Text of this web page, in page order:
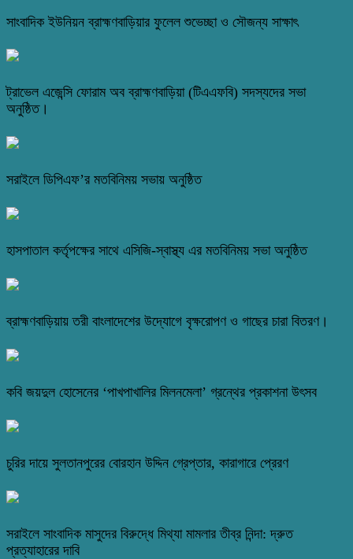
সাংবাদিক ইউনিয়ন ব্রাহ্মণবাড়িয়ার ফুলেল শুভেচ্ছা ও সৌজন্য সাক্ষাৎ
ট্রাভেল এজেন্সি ফোরাম অব ব্রাহ্মণবাড়িয়া (টিএএফবি) সদস্যদের সভা
অনুষ্ঠিত।
সরাইলে ডিপিএফ’র মতবিনিময় সভায় অনুষ্ঠিত
হাসপাতাল কর্তৃপক্ষের সাথে এসিজি-স্বাস্থ্য এর মতবিনিময় সভা অনুষ্ঠিত
ব্রাহ্মণবাড়িয়ায় তরী বাংলাদেশের উদ্যোগে বৃক্ষরোপণ ও গাছের চারা বিতরণ।
কবি জয়দুল হোসেনের ‘পাখপাখালির মিলনমেলা’ গ্রন্থের প্রকাশনা উৎসব
চুরির দায়ে সুলতানপুরের বোরহান উদ্দিন গ্রেপ্তার, কারাগারে প্রেরণ
সরাইলে সাংবাদিক মাসুদের বিরুদ্ধে মিথ্যা মামলার তীব্র নিন্দা: দ্রুত
প্রত্যাহারের দাবি